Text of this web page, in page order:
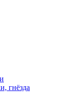
гнёзда